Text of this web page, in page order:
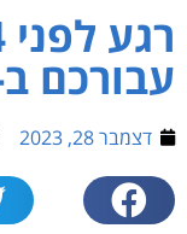
עבורכם ב-
דצמבר 28, 2023